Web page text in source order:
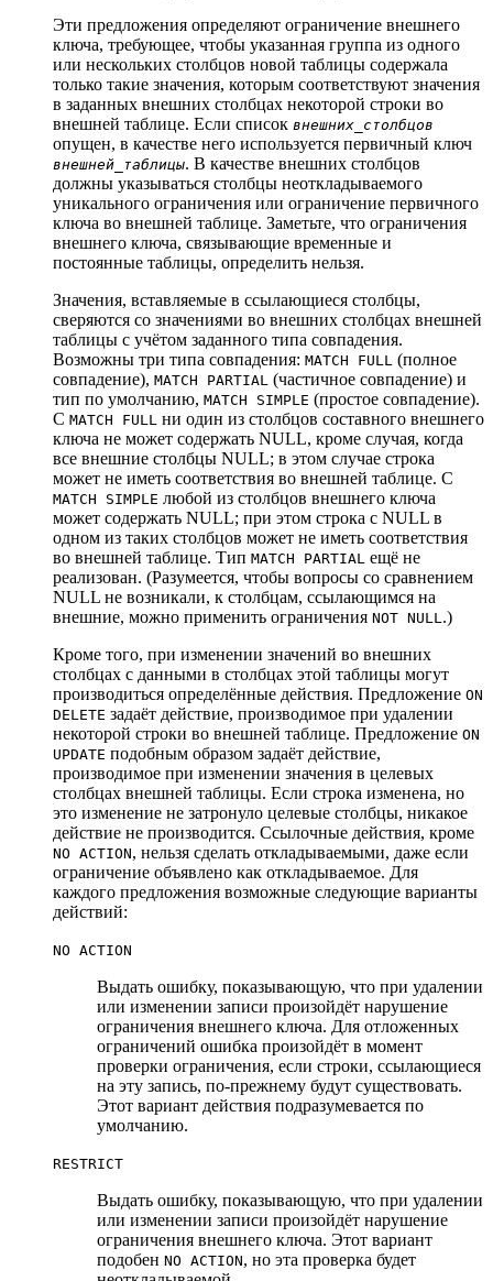
Эти предложения определяют ограничение внешнего
ключа, требующее, чтобы указанная группа из одного
или нескольких столбцов новой таблицы содержала
только такие значения, которым соответствуют значения
в заданных внешних столбцах некоторой строки во
внешней таблице. Если список внешних_столбцов
опущен, в качестве него используется первичный ключ
внешней_таблицы. В качестве внешних столбцов
должны указываться столбцы неоткладываемого
уникального ограничения или ограничение первичного
ключа во внешней таблице. Заметьте, что ограничения
внешнего ключа, связывающие временные и
постоянные таблицы, определить нельзя.
Значения, вставляемые в ссылающиеся столбцы,
сверяются со значениями во внешних столбцах внешней
таблицы с учётом заданного типа совпадения.
Возможны три типа совпадения: MATCH FULL (полное
совпадение), MATCH PARTIAL (частичное совпадение) и
тип по умолчанию, MATCH SIMPLE (простое совпадение).
С MATCH FULL ни один из столбцов составного внешнего
ключа не может содержать NULL, кроме случая, когда
все внешние столбцы NULL; в этом случае строка
может не иметь соответствия во внешней таблице. С
MATCH SIMPLE любой из столбцов внешнего ключа
может содержать NULL; при этом строка с NULL в
одном из таких столбцов может не иметь соответствия
во внешней таблице. Тип MATCH PARTIAL ещё не
реализован. (Разумеется, чтобы вопросы со сравнением
NULL не возникали, к столбцам, ссылающимся на
внешние, можно применить ограничения NOT NULL.)
Кроме того, при изменении значений во внешних
столбцах с данными в столбцах этой таблицы могут
производиться определённые действия. Предложение ON
DELETE задаёт действие, производимое при удалении
некоторой строки во внешней таблице. Предложение ON
UPDATE подобным образом задаёт действие,
производимое при изменении значения в целевых
столбцах внешней таблицы. Если строка изменена, но
это изменение не затронуло целевые столбцы, никакое
действие не производится. Ссылочные действия, кроме
NO ACTION, нельзя сделать откладываемыми, даже если
ограничение объявлено как откладываемое. Для
каждого предложения возможные следующие варианты
действий:
NO ACTION
Выдать ошибку, показывающую, что при удалении
или изменении записи произойдёт нарушение
ограничения внешнего ключа. Для отложенных
ограничений ошибка произойдёт в момент
проверки ограничения, если строки, ссылающиеся
на эту запись, по-прежнему будут существовать.
Этот вариант действия подразумевается по
умолчанию.
RESTRICT
Выдать ошибку, показывающую, что при удалении
или изменении записи произойдёт нарушение
ограничения внешнего ключа. Этот вариант
подобен NO ACTION, но эта проверка будет